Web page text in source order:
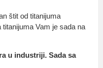
štit od titanijuma
Vam je sada na
u industriji. Sada sa